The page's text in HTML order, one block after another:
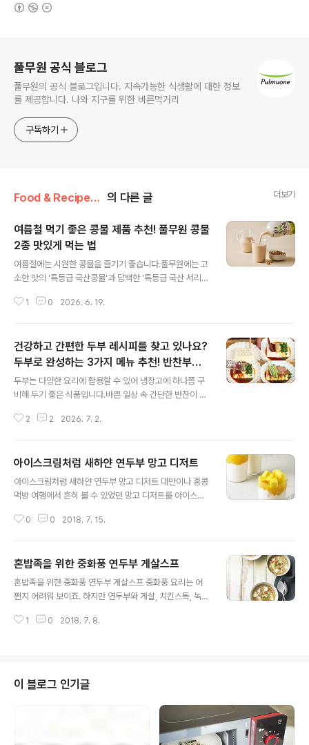
풀무원 공식 블로그
풀무원의 공식 블로그입니다. 지속가능한 식생활에 대한 정보
를 제공합니다. 나와 지구를 위한 바른먹거리
구독하기
Food & Recipe/건강 레시피 의 다른 글 더보기
여름철 먹기 좋은 콩물 제품 추천! 풀무원 콩물
2종 맛있게 먹는 법
여름철에는 시원한 콩물을 즐기기 좋습니다.풀무원에는 고
소한 맛의 '특등급 국산콩물'과 담백한 '특등급 국산 서리태
콩으로만 만든 '슬림핏콩면'을 곁들이면 더욱 가볍고 건강
즐기는 분들이 많습니다.풀무원에는 '특등급 국산콩물'과
'특등급 국산 서리태 콩물' 2가지가 있습니다.모두 풀무원
의 깐깐한 기준으로 선별한 콩을 사용해 만들었어요. 두 제
품 모두 따르기 편하고 보관이 쉬운 페트 용기에 담겨있고,
고소하고 진한 맛을 원한다면: 특등급 국산콩물풀무원 '특
1 0 2026. 6. 19.
건강하고 간편한 두부 레시피를 찾고 있나요?
두부로 완성하는 3가지 메뉴 추천! 반찬부터
디저트 레시피까지
두부는 다양한 요리에 활용할 수 있어 냉장고에 하나쯤 구
비해 두기 좋은 식품입니다.바쁜 일상 속 간단한 반찬이 필
'순두부 로제 그라탕'을 추천합니다. 달콤한 디저트를 만들
으로 만든 식물성 식품이에요.가까운 마트나 편의점, 온라
인 등에서 쉽게 구매할 수 있고, 부침, 찌개, 샐러드, 덮밥 등
다양한 요리에 활용할 수 있어 부담 없이 즐길 수 있는 식재
식, 반찬까지 다양하게 활용할 수 있어 냉장고 필수 식재료
2 2 2026. 7. 2.
아이스크림처럼 새하얀 연두부 망고 디저트
아이스크림처럼 새하얀 연두부 망고 디저트 대만이나 홍콩
먹방 여행에서 흔히 볼 수 있었던 망고 디저트를 아이스크
부, 망고음료, 생과일 망고. 어때요? 맛도 비주얼도 매력적
망고 그대로 1팩(100㎖), 망고 ¼개만들어보세요 1. 망고
음료 1팩을 냉동고에 얼린다. 2. 망고는 껍질을 벗기고 3
㎝ 크기로 깍둑썰기 한다. 3. 컵에 연두부를 숟가락으로
다. 5. 썰어둔 망고 과육을 올린다.덧붙이는 말 연두부를 믹
0 0 2018. 7. 15.
혼밥족을 위한 중화풍 연두부 게살스프
혼밥족을 위한 중화풍 연두부 게살스프 중화풍 요리는 어
쩐지 어려워 보이죠. 하지만 연두부와 게살, 치킨스톡, 녹말
분도 한번 따라 해보세요. 우리, 혼자여도 용감하게 냉장고
스 ½큰술, 물 600㎖, 참기름 ¼큰술, 소금, 후춧가루 약간
씩만들어보세요 1. 게살은 손으로 길게 자르고 달걀은 풀어
달걀 물을 만들어둔다. 2. 실파는 송송 썰고 팽이버섯은 2
㎝ 길이로 썬다. 3. 냄비에 물, 치킨스톡, 굴 소스를 넣고
끓인다. 4. 3이 끓으면 게살, 팽이버섯을 넣고 끓인 ..
1 0 2018. 7. 8.
이 블로그 인기글